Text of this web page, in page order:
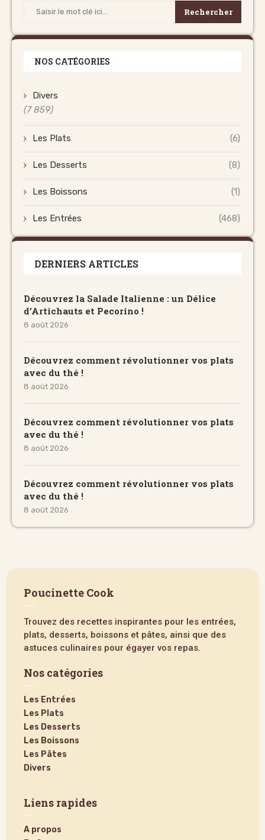
Rechercher
NOS CATÉGORIES
Divers
(7 859)
Les Plats (6)
Les Desserts (8)
Les Boissons (1)
Les Entrées (468)
DERNIERS ARTICLES
Découvrez la Salade Italienne : un Délice
d’Artichauts et Pecorino !
8 août 2026
Découvrez comment révolutionner vos plats
avec du thé !
8 août 2026
Découvrez comment révolutionner vos plats
avec du thé !
8 août 2026
Découvrez comment révolutionner vos plats
avec du thé !
8 août 2026
Poucinette Cook
Trouvez des recettes inspirantes pour les entrées,
plats, desserts, boissons et pâtes, ainsi que des
astuces culinaires pour égayer vos repas.
Nos catégories
Les Entrées
Les Plats
Les Desserts
Les Boissons
Les Pâtes
Divers
Liens rapides
A propos